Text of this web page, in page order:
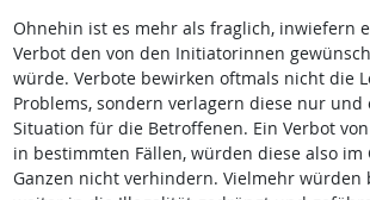
Ohnehin ist es mehr als fraglich, inwiefern
Verbot den von den Initiatorinnen
würde. Verbote bewirken oftmals nicht die
Problems, sondern verlagern diese nur und
Situation für die Betroffenen. Ein Verbot
in bestimmten Fällen, würden diese also im
Ganzen nicht verhindern. Vielmehr würden